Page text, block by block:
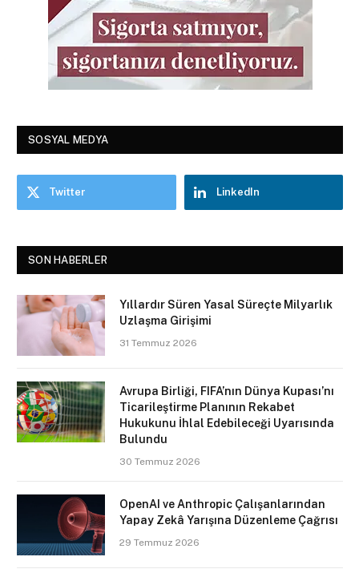
SOSYAL MEDYA
Twitter LinkedIn
SON HABERLER
Yıllardır Süren Yasal Süreçte Milyarlık
Uzlaşma Girişimi
31 Temmuz 2026
Avrupa Birliği, FIFA’nın Dünya Kupası’nı
Ticarileştirme Planının Rekabet
Hukukunu İhlal Edebileceği Uyarısında
Bulundu
30 Temmuz 2026
OpenAI ve Anthropic Çalışanlarından
Yapay Zekâ Yarışına Düzenleme Çağrısı
29 Temmuz 2026